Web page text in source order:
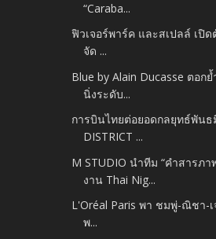
“Caraba...
ฟิวเจอร์พาร์ค และสเปลล์ เปิด
จัด ...
Blue by Alain Ducasse ตอก
นิ่งระดับ...
การบินไทยต่อยอดกลยุทธ์พันธ
DISTRICT ...
M STUDIO นำทีม “คำสารภา
งาน Thai Nig...
L'Oréal Paris พา ชมพู่-ณิชา-
พ...